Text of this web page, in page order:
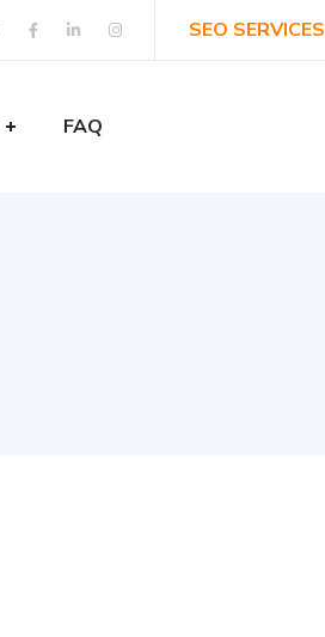
SEO SERVICES
FAQ